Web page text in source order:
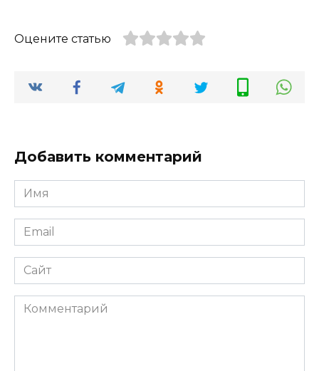
Оцените статью
Добавить комментарий
Имя
*
Email
*
Сайт
Комментарий